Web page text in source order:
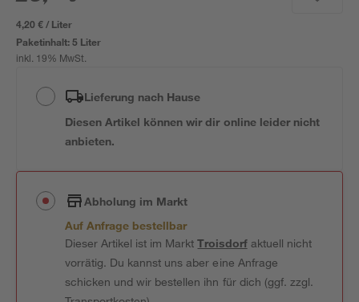
4,20 € / Liter
Paketinhalt:5 Liter
inkl. 19% MwSt.
Lieferung nach Hause
Diesen Artikel können wir dir online leider nicht
anbieten.
Abholung im Markt
Auf Anfrage bestellbar
Dieser Artikel ist im MarktTroisdorfaktuell nicht
vorrätig. Du kannst uns aber eine Anfrage
schicken und wir bestellen ihn für dich (ggf. zzgl.